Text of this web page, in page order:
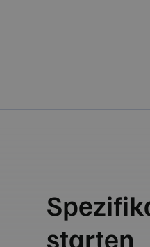
starten